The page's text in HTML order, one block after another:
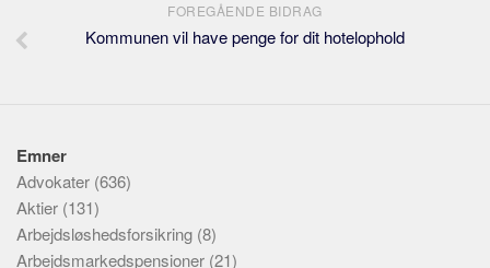
FOREGÅENDE BIDRAG
Kommunen vil have penge for dit hotelophold
Emner
Advokater (636)
Aktier (131)
Arbejdsløshedsforsikring (8)
Arbejdsmarkedspensioner (21)